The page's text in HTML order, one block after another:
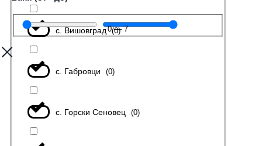
с. Вишовград (0)
с. Габровци (0)
с. Горски Сеновец (0)
0—7